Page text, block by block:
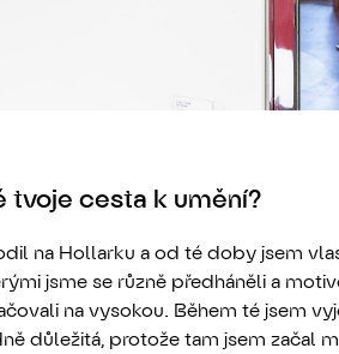
tvoje cesta k umění?
na Hollarku a od té doby jsem
jsme se různě předháněli a
na vysokou. Během té jsem
důležitá, protože tam jsem začal